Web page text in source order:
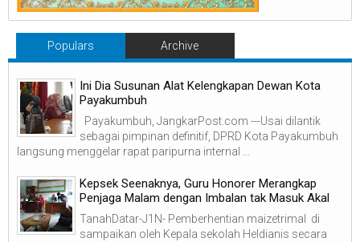
Populars Archive
Ini Dia Susunan Alat Kelengkapan Dewan Kota
Payakumbuh
Payakumbuh, JangkarPost.com ---Usai dilantik
sebagai pimpinan definitif, DPRD Kota Payakumbuh
langsung menggelar rapat paripurna internal ...
Kepsek Seenaknya, Guru Honorer Merangkap
Penjaga Malam dengan Imbalan tak Masuk Akal
TanahDatar-J1N- Pemberhentian maizetrimal di
sampaikan oleh Kepala sekolah Heldianis secara